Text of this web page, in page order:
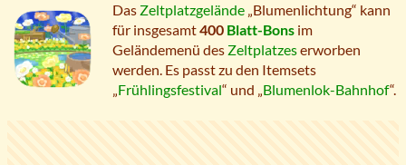
Das Zeltplatzgelände „Blumenlichtung“ kann
für insgesamt400 Blatt-Bons im
Geländemenü des Zeltplatzeserworben
werden. Es passt zu den Itemsets
„Frühlingsfestival“ und „Blumenlok-Bahnhof“.